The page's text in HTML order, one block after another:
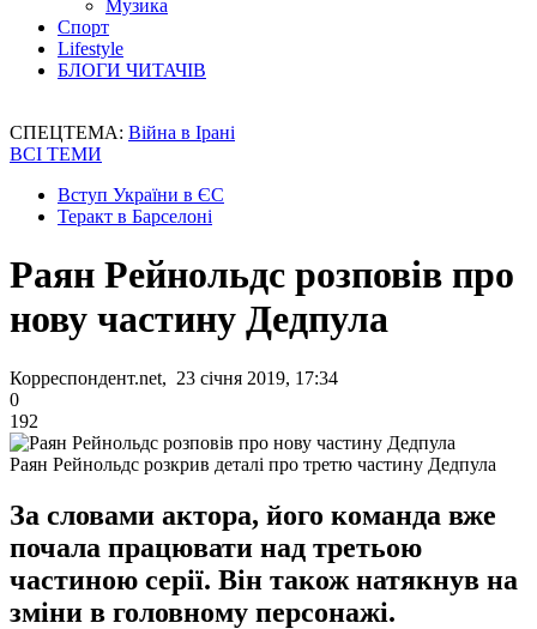
Музика
Спорт
Lifestyle
БЛОГИ ЧИТАЧІВ
СПЕЦТЕМА: Війна в Ірані
ВСІ ТЕМИ
Вступ України в ЄС
Теракт в Барселоні
Раян Рейнольдс розповів про
нову частину Дедпула
Корреспондент.net, 23 січня 2019, 17:34
0
192
Раян Рейнольдс розкрив деталі про третю частину Дедпула
За словами актора, його команда вже
почала працювати над третьою
частиною серії. Він також натякнув на
зміни в головному персонажі.